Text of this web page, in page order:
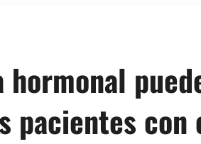
hormonal
pacientes